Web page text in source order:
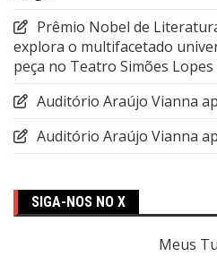
Prêmio Nobel de
explora o multifacetado
peça no Teatro Simões
Auditório Araújo Vianna
Auditório Araújo Vianna
SIGA-NOS NO X
Meus